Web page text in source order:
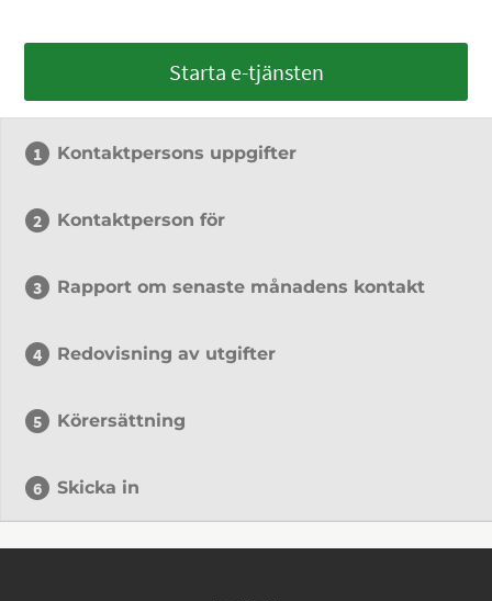
Starta e-tjänsten
Kontaktpersons uppgifter
Kontaktperson för
Rapport om senaste månadens kontakt
Redovisning av utgifter
Körersättning
Skicka in